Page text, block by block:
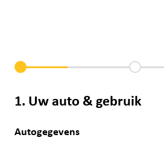
1. Uw auto & gebruik
Autogegevens